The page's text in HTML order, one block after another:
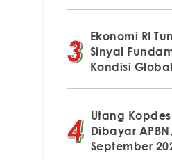
Ekonomi RI
Sinyal
Kondisi Global
Utang
Dibayar
September